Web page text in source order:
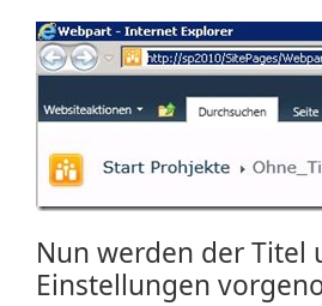
Nun werden der Titel
Einstellungen